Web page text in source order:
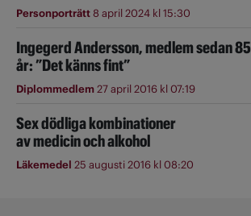
Personporträtt8 april 2024 kl 15:30
Ingegerd Andersson, medlem sedan 85
år: ”Det känns fint”
Diplommedlem27 april 2016 kl 07:19
Sex dödliga kombinationer
av medicin och alkohol
Läkemedel 25 augusti 2016 kl 08:20